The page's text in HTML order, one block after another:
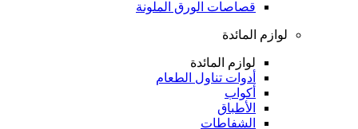
قصاصات الورق الملونة
لوازم المائدة
لوازم المائدة
أدوات تناول الطعام
أكواب
الأطباق
الشفاطات